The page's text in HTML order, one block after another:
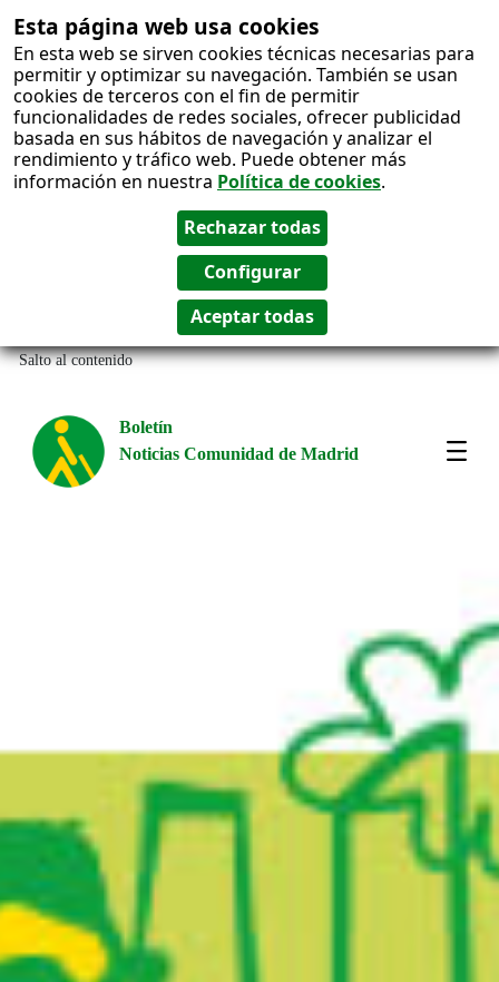
Esta página web usa cookies
En esta web se sirven cookies técnicas necesarias para
permitir y optimizar su navegación. También se usan
cookies de terceros con el fin de permitir
funcionalidades de redes sociales, ofrecer publicidad
basada en sus hábitos de navegación y analizar el
rendimiento y tráfico web. Puede obtener más
información en nuestra Política de cookies.
Salto al contenido
Boletín
Noticias Comunidad de Madrid